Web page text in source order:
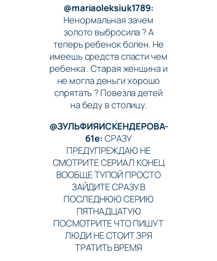
@mariaoleksiuk1789:
Ненормальная зачем
золото выбросила ? А
теперь ребенок болен. Не
имеешь средств спасти чем
ребенка . Старая женщина и
не могла деньги хорошо
спрятать ? Повезла детей
на беду в столицу.
@ЗУЛЬФИЯИСКЕНДЕРОВА-
б1е:СРАЗУ
ПРЕДУПРЕЖДАЮ НЕ
СМОТРИТЕ СЕРИАЛ КОНЕЦ
ВООБЩЕ ТУПОЙ ПРОСТО
ЗАЙДИТЕ СРАЗУ В
ПОСЛЕДНЮЮ СЕРИЮ
ПЯТНАДЦАТУЮ
ПОСМОТРИТЕ ЧТО ПИШУТ
ЛЮДИ НЕ СТОИТ ЗРЯ
ТРАТИТЬ ВРЕМЯ